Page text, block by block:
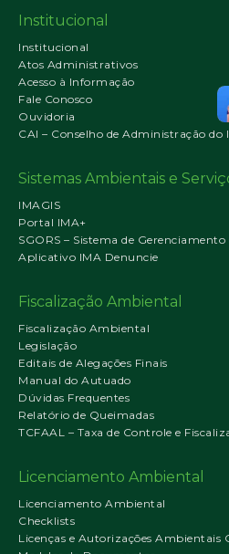
Institucional
Institucional
Atos Administrativos
Acesso à Informação
Fale Conosco
Ouvidoria
CAI – Conselho de Administração do
Sistemas Ambientais e
IMAGIS
Portal IMA+
SGORS – Sistema de Gerenciamento
Aplicativo IMA Denuncie
Fiscalização Ambiental
Fiscalização Ambiental
Legislação
Editais de Alegações Finais
Manual do Autuado
Dúvidas Frequentes
Relatório de Queimadas
TCFAAL – Taxa de Controle e
Licenciamento Ambiental
Licenciamento Ambiental
Checklists
Licenças e Autorizações Ambientais